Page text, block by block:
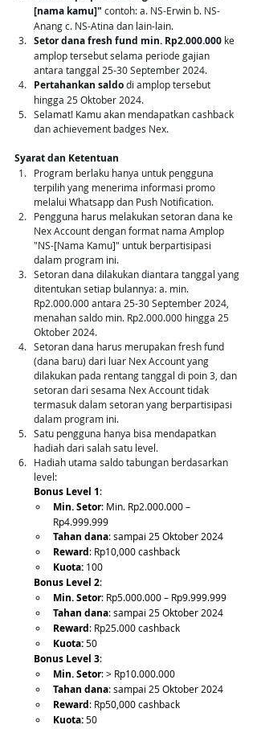
[nama kamu]" contoh: a. NS-Erwin b. NS-
Anang c. NS-Atina dan lain-lain.
Setor dana fresh fund min. Rp2.000.000 ke
amplop tersebut selama periode gajian
antara tanggal 25-30 September 2024.
Pertahankan saldo di amplop tersebut
hingga 25 Oktober 2024.
Selamat! Kamu akan mendapatkan cashback
dan achievement badges Nex.
Syarat dan Ketentuan
Program berlaku hanya untuk pengguna
terpilih yang menerima informasi promo
melalui Whatsapp dan Push Notification.
Pengguna harus melakukan setoran dana ke
Nex Account dengan format nama Amplop
"NS-[Nama Kamu]" untuk berpartisipasi
dalam program ini.
Setoran dana dilakukan diantara tanggal yang
ditentukan setiap bulannya: a. min.
Rp2.000.000 antara 25-30 September 2024,
menahan saldo min. Rp2.000.000 hingga 25
Oktober 2024.
Setoran dana harus merupakan fresh fund
(dana baru) dari luar Nex Account yang
dilakukan pada rentang tanggal di poin 3, dan
setoran dari sesama Nex Account tidak
termasuk dalam setoran yang berpartisipasi
dalam program ini.
Satu pengguna hanya bisa mendapatkan
hadiah dari salah satu level.
Hadiah utama saldo tabungan berdasarkan
level:
Bonus Level 1:
Min. Setor: Min. Rp2.000.000 –
Rp4.999.999
Tahan dana: sampai 25 Oktober 2024
Reward: Rp10,000 cashback
Kuota: 100
Bonus Level 2:
Min. Setor: Rp5.000.000 – Rp9.999.999
Tahan dana: sampai 25 Oktober 2024
Reward: Rp25.000 cashback
Kuota: 50
Bonus Level 3:
Min. Setor: > Rp10.000.000
Tahan dana: sampai 25 Oktober 2024
Reward: Rp50,000 cashback
Kuota: 50